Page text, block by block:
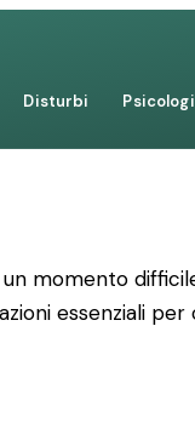
Disturbi Psicologi
momento
essenziali